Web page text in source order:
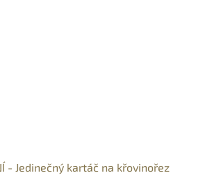
- Jedinečný kartáč na křovinořez